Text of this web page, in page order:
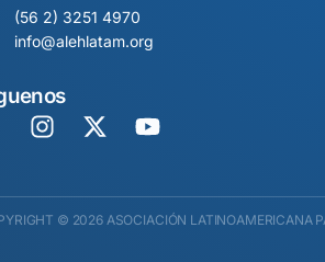
(56 2) 3251 4970
info@alehlatam.org
© 2026 ASOCIACIÓN LATINOAMERICANA